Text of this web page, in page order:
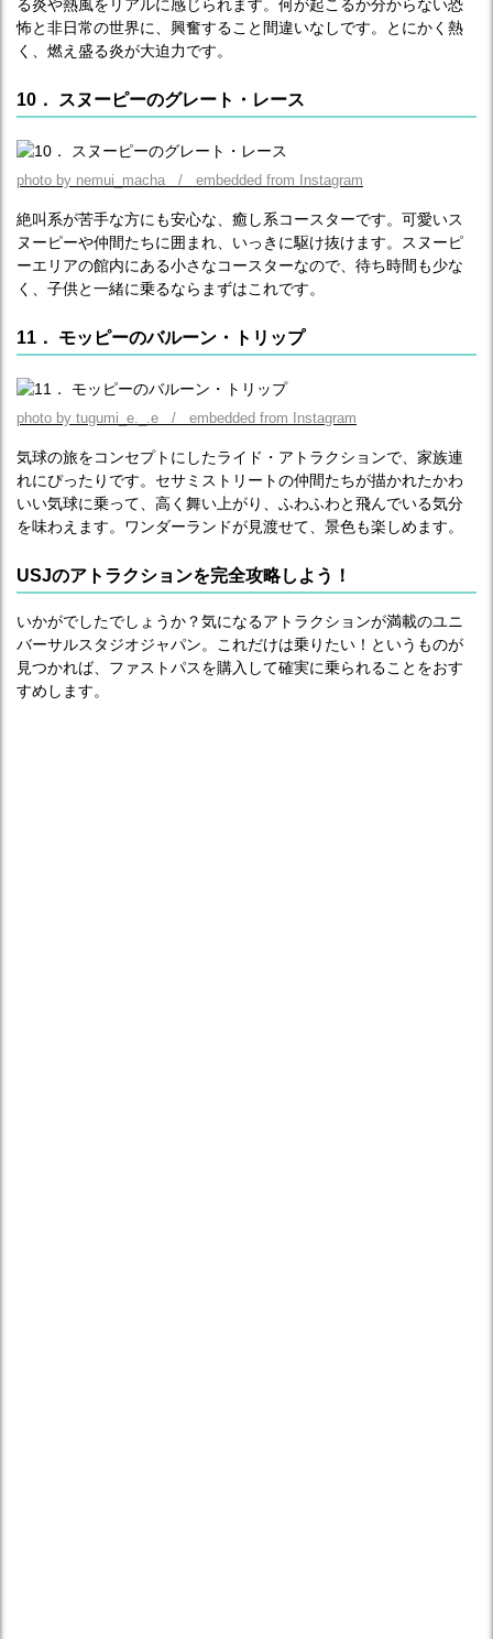
る炎や熱風をリアルに感じられます。何が起こるか分からない恐
怖と非日常の世界に、興奮すること間違いなしです。とにかく熱
く、燃え盛る炎が大迫力です。
10． スヌーピーのグレート・レース
photo by nemui_macha / embedded from Instagram
絶叫系が苦手な方にも安心な、癒し系コースターです。可愛いス
ヌーピーや仲間たちに囲まれ、いっきに駆け抜けます。スヌーピ
ーエリアの館内にある小さなコースターなので、待ち時間も少な
く、子供と一緒に乗るならまずはこれです。
11． モッピーのバルーン・トリップ
photo by tugumi_e._.e / embedded from Instagram
気球の旅をコンセプトにしたライド・アトラクションで、家族連
れにぴったりです。セサミストリートの仲間たちが描かれたかわ
いい気球に乗って、高く舞い上がり、ふわふわと飛んでいる気分
を味わえます。ワンダーランドが見渡せて、景色も楽しめます。
USJのアトラクションを完全攻略しよう！
いかがでしたでしょうか？気になるアトラクションが満載のユニ
バーサルスタジオジャパン。これだけは乗りたい！というものが
見つかれば、ファストパスを購入して確実に乗られることをおす
すめします。